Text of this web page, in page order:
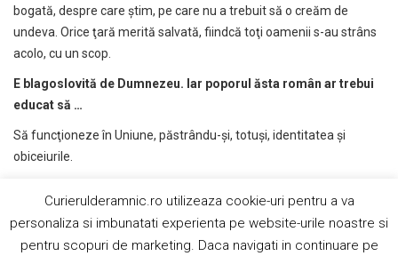
bogată, despre care ştim, pe care nu a trebuit să o creăm de
undeva. Orice ţară merită salvată, fiindcă toţi oamenii s-au strâns
acolo, cu un scop.
E blagoslovită de Dumnezeu. Iar poporul ăsta român ar trebui
educat să …
Să funcţioneze în Uniune, păstrându-şi, totuşi, identitatea şi
obiceiurile.
Mai mult ca sigur.
ămulţumesc pentru acest prim interviu. V-a şruga săreveniţi.
Curierulderamnic.ro utilizeaza cookie-uri pentru a va
personaliza si imbunatati experienta pe website-urile noastre si
pentru scopuri de marketing. Daca navigati in continuare pe